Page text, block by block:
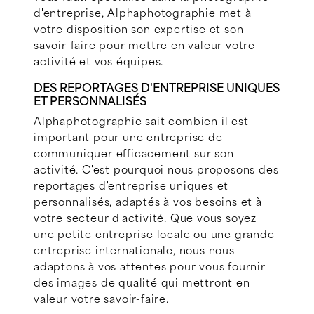
d'entreprise, Alphaphotographie met à
votre disposition son expertise et son
savoir-faire pour mettre en valeur votre
activité et vos équipes.
DES REPORTAGES D'ENTREPRISE UNIQUES
ET PERSONNALISÉS
Alphaphotographie sait combien il est
important pour une entreprise de
communiquer efficacement sur son
activité. C'est pourquoi nous proposons des
reportages d'entreprise uniques et
personnalisés, adaptés à vos besoins et à
votre secteur d'activité. Que vous soyez
une petite entreprise locale ou une grande
entreprise internationale, nous nous
adaptons à vos attentes pour vous fournir
des images de qualité qui mettront en
valeur votre savoir-faire.